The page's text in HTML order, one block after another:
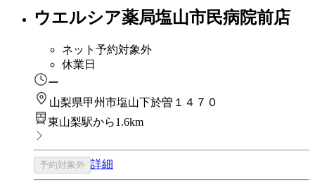
ウエルシア薬局塩山市民病院前店
ネット予約対象外
休業日
ー
山梨県甲州市塩山下於曽１４７０
東山梨駅から1.6km
予約対象外 詳細